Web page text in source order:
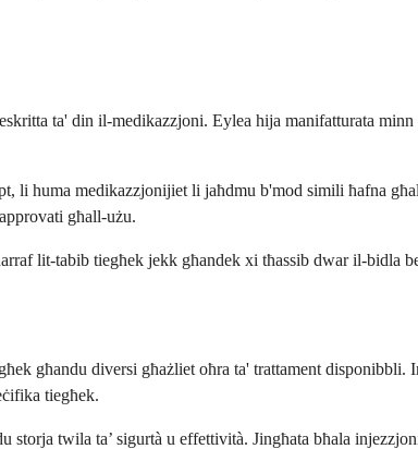
ta' din il-medikazzjoni. Eylea hija manifatturata
li huma medikazzjonijiet li jaħdmu b'mod simili ħafna
għall-użu.
lit-tabib tiegħek jekk għandek xi tħassib dwar il-bidla
għandu diversi għażliet oħra ta' trattament
tiegħek.
twila ta’ sigurtà u effettività. Jingħata bħala